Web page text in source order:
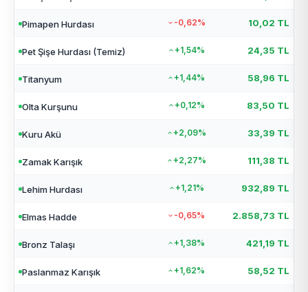
Pimapen Hurdası -0,62% 10,02 TL
Pet Şişe Hurdası (Temiz) +1,54% 24,35 TL
Titanyum +1,44% 58,96 TL
Olta Kurşunu +0,12% 83,50 TL
Kuru Akü +2,09% 33,39 TL
Zamak Karışık +2,27% 111,38 TL
Lehim Hurdası +1,21% 932,89 TL
Elmas Hadde -0,65% 2.858,73 TL
Bronz Talaşı +1,38% 421,19 TL
Paslanmaz Karışık +1,62% 58,52 TL